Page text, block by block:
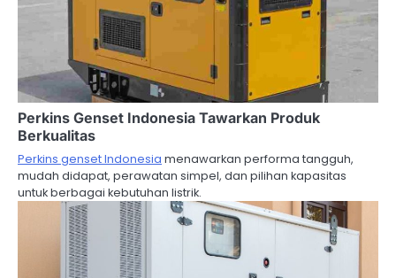
i
a
t
i
o
n
Perkins Genset Indonesia Tawarkan Produk
Berkualitas
Perkins genset Indonesia menawarkan performa tangguh,
mudah didapat, perawatan simpel, dan pilihan kapasitas
untuk berbagai kebutuhan listrik.